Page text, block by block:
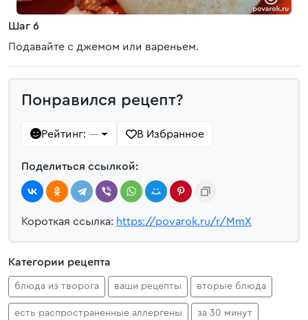
Шаг 6
Подавайте с джемом или вареньем.
Понравился рецепт?
Рейтинг: — В Избранное
Поделиться ссылкой:
Короткая ссылка: https://povarok.ru/r/MmX
Категории рецепта
блюда из творога ваши рецепты вторые блюда
есть распространенные аллергены за 30 минут